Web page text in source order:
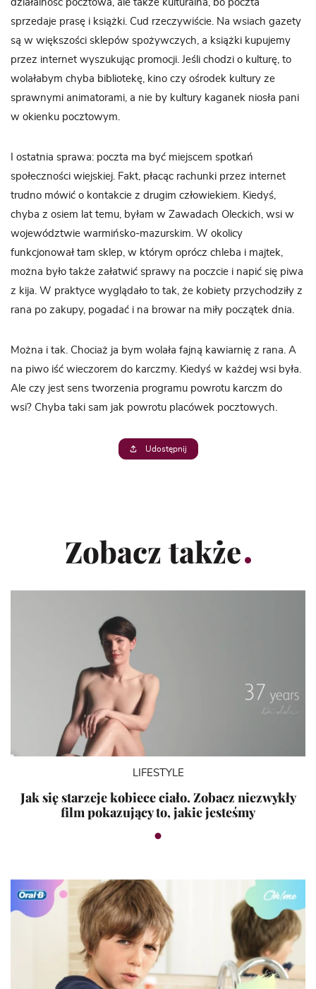
działalność pocztowa, ale także kulturalna, bo poczta
sprzedaje prasę i książki. Cud rzeczywiście. Na wsiach gazety
są w większości sklepów spożywczych, a książki kupujemy
przez internet wyszukując promocji. Jeśli chodzi o kulturę, to
wolałabym chyba bibliotekę, kino czy ośrodek kultury ze
sprawnymi animatorami, a nie by kultury kaganek niosła pani
w okienku pocztowym.
I ostatnia sprawa: poczta ma być miejscem spotkań
społeczności wiejskiej. Fakt, płacąc rachunki przez internet
trudno mówić o kontakcie z drugim człowiekiem. Kiedyś,
chyba z osiem lat temu, byłam w Zawadach Oleckich, wsi w
województwie warmińsko-mazurskim. W okolicy
funkcjonował tam sklep, w którym oprócz chleba i majtek,
można było także załatwić sprawy na poczcie i napić się piwa
z kija. W praktyce wyglądało to tak, że kobiety przychodziły z
rana po zakupy, pogadać i na browar na miły początek dnia.
Można i tak. Chociaż ja bym wolała fajną kawiarnię z rana. A
na piwo iść wieczorem do karczmy. Kiedyś w każdej wsi była.
Ale czy jest sens tworzenia programu powrotu karczm do
wsi? Chyba taki sam jak powrotu placówek pocztowych.
Udostępnij
Zobacz także
LIFESTYLE
Jak się starzeje kobiece ciało. Zobacz niezwykły
film pokazujący to, jakie jesteśmy